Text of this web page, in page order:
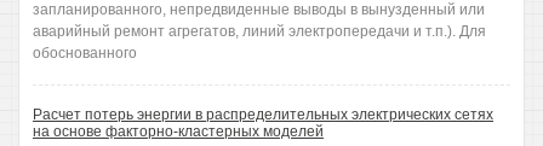
запланированного, непредвиденные выводы в вынузденный или
аварийный ремонт агрегатов, линий электропередачи и т.п.). Для
обоснованного
Расчет потерь энергии в распределительных электрических сетях
на основе факторно-кластерных моделей